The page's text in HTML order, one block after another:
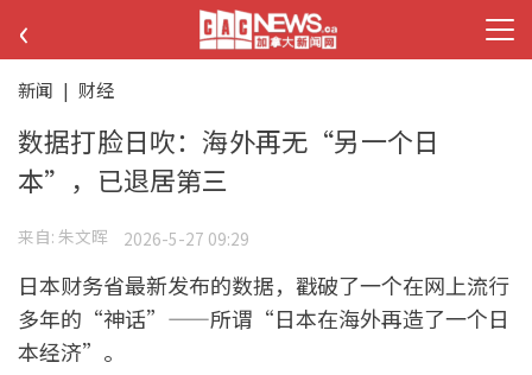
‹
新闻 | 财经
数据打脸日吹：海外再无“另一个日
本”，已退居第三
来自: 朱文晖 2026-5-27 09:29
日本财务省最新发布的数据，戳破了一个在网上流行
多年的“神话”——所谓“日本在海外再造了一个日
本经济”。